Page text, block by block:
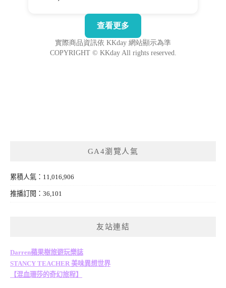
GA4瀏覽人氣
累積人氣：11,016,906
推播訂閱：36,101
友站連結
Darren蘋果樹旅遊玩樂誌
STANCY TEACHER 美味異想世界
【混血珊莎的奇幻旅程】